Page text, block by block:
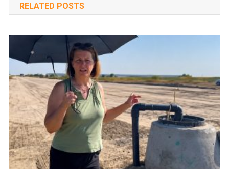
RELATED POSTS